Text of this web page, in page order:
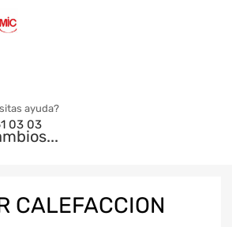
ayuda?
03 03
CALEFACCION